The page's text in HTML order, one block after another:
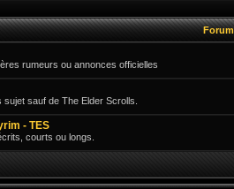
rumeurs ou annonces officielles
sauf de The Elder Scrolls.
- TES
courts ou longs.